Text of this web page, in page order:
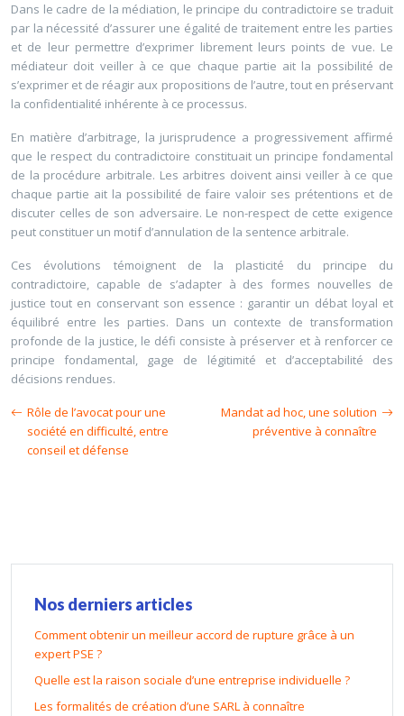
Dans le cadre de la médiation, le principe du contradictoire se traduit
par la nécessité d’assurer une égalité de traitement entre les parties
et de leur permettre d’exprimer librement leurs points de vue. Le
médiateur doit veiller à ce que chaque partie ait la possibilité de
s’exprimer et de réagir aux propositions de l’autre, tout en préservant
la confidentialité inhérente à ce processus.
En matière d’arbitrage, la jurisprudence a progressivement affirmé
que le respect du contradictoire constituait un principe fondamental
de la procédure arbitrale. Les arbitres doivent ainsi veiller à ce que
chaque partie ait la possibilité de faire valoir ses prétentions et de
discuter celles de son adversaire. Le non-respect de cette exigence
peut constituer un motif d’annulation de la sentence arbitrale.
Ces évolutions témoignent de la plasticité du principe du
contradictoire, capable de s’adapter à des formes nouvelles de
justice tout en conservant son essence : garantir un débat loyal et
équilibré entre les parties. Dans un contexte de transformation
profonde de la justice, le défi consiste à préserver et à renforcer ce
principe fondamental, gage de légitimité et d’acceptabilité des
décisions rendues.
Rôle de l’avocat pour une
société en difficulté, entre
conseil et défense
Mandat ad hoc, une solution
préventive à connaître
Nos derniers articles
Comment obtenir un meilleur accord de rupture grâce à un
expert PSE ?
Quelle est la raison sociale d’une entreprise individuelle ?
Les formalités de création d’une SARL à connaître